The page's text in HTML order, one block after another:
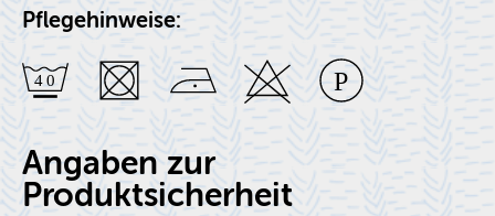
Pflegehinweise:
Angaben zur
Produktsicherheit